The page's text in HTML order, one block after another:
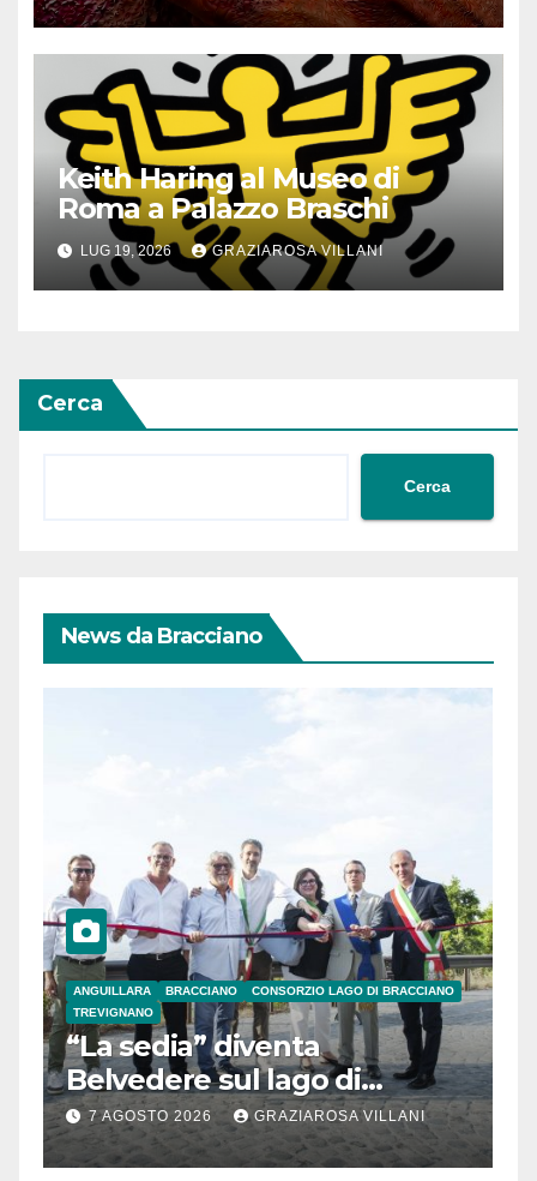
Keith Haring al Museo di
Roma a Palazzo Braschi
LUG 19, 2026 GRAZIAROSA VILLANI
Cerca
Cerca
News da Bracciano
ANGUILLARA BRACCIANO
CONSORZIO LAGO DI BRACCIANO
TREVIGNANO
“La sedia” diventa
Belvedere sul lago di
Bracciano: ieri
l’inaugurazione
7 AGOSTO 2026 GRAZIAROSA VILLANI